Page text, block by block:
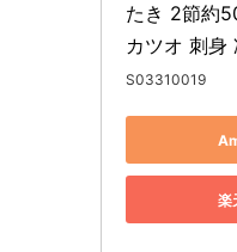
たき 2節約
カツオ 刺身
S03310019
楽